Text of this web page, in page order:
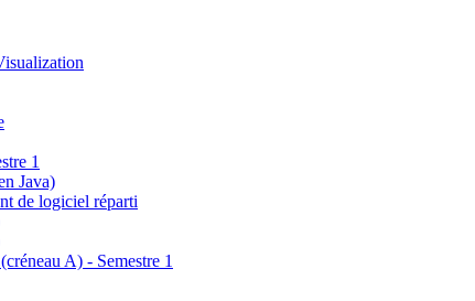
1
Java)
de logiciel réparti
A) - Semestre 1